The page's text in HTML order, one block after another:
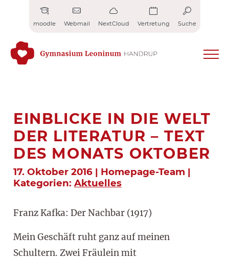
moodle Webmail NextCloud Vertretung Suche
EINBLICKE IN DIE WELT
DER LITERATUR – TEXT
DES MONATS OKTOBER
17. Oktober 2016 | Homepage-Team |
Kategorien: Aktuelles
Franz Kafka: Der Nachbar (1917)
Mein Geschäft ruht ganz auf meinen
Schultern. Zwei Fräulein mit